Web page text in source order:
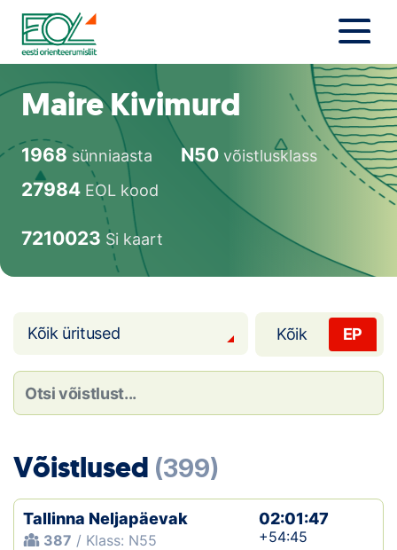
Liigu
sisu
juurde
Uudised
Orienteerujale
Eesti Orienteerumine 100!
Toetamine
Loha
Galerii
Maire Kivimurd
1968sünniaasta N50 võistlusklass
27984 EOL kood
7210023 Si kaart
Kõik üritused Kõik EP
Võistlused (399)
Tallinna Neljapäevak
387 / Klass: N55
02:01:47
+54:45